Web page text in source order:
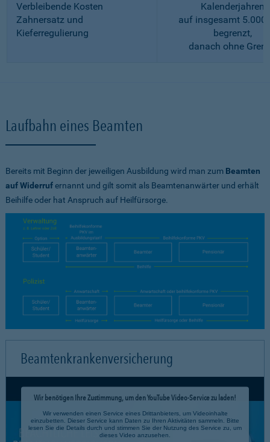
Verbleibende Kosten
Zahnersatz und
Kieferregulierung
Kalenderjahren
auf insgesamt 5.000
begrenzt,
danach ohne
Laufbahn eines Beamten
Bereits mit Beginn der jeweiligen Ausbildung wird man zum Beamten
auf Widerrufernannt und gilt somit als Beamtenanwärter und erhält
Beihilfe oder hat Anspruch auf Heilfürsorge.
Beamtenkrankenversicherung
Wir benötigen Ihre Zustimmung, um den YouTube Video-Service zu laden!
Wir verwenden einen Service eines Drittanbieters, um Videoinhalte
einzubetten. Dieser Service kann Daten zu Ihren Aktivitäten sammeln. Bitte
lesen Sie die Details durch und stimmen Sie der Nutzung des Service zu, um
dieses Video anzusehen.